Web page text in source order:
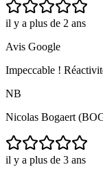
il y a plus de 2 ans
Avis Google
Impeccable !
NB
Nicolas Bogaert
il y a plus de 3 ans